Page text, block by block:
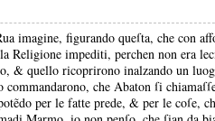
imagine, figurando queſta, che con
Religione impediti, perchen non era
& quello ricoprirono inalzando un
commandarono, che Abaton ſi
per le fatte prede, & per le coſe,